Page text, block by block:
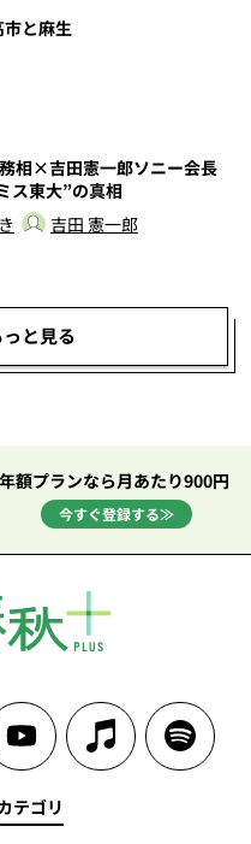
と麻生
相×吉田憲一郎ソニー会長
ス東大”の真相
吉田 憲一郎
と見る
年額プランなら月あたり900円
今すぐ登録する≫
テゴリ